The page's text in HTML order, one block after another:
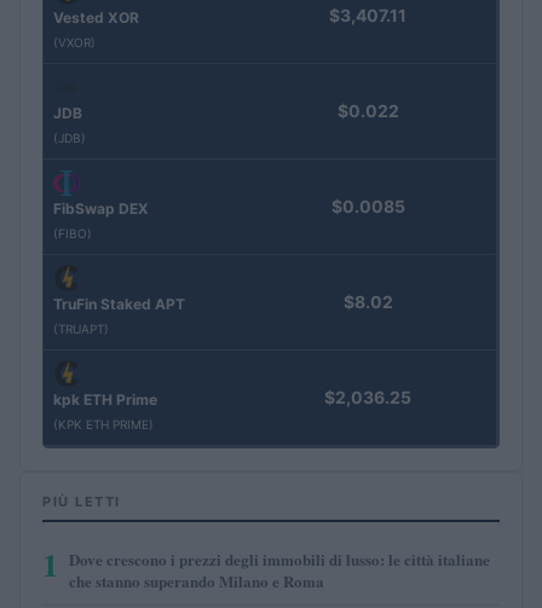
Vested XOR
(VXOR)
$3,407.11
JDB
(JDB)
$0.022
FibSwap DEX
(FIBO)
$0.0085
TruFin Staked APT
(TRUAPT)
$8.02
kpk ETH Prime
(KPK ETH PRIME)
$2,036.25
PIÙ LETTI
1
Dove crescono i prezzi degli immobili di lusso: le città italiane
che stanno superando Milano e Roma